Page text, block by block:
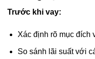
Trước khi vay:
Xác định rõ mục đích
So sánh lãi suất với